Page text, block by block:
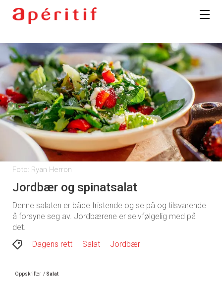
Foto: Ryan Herron
Jordbær og spinatsalat
Denne salaten er både fristende og se på og tilsvarende
å forsyne seg av. Jordbærene er selvfølgelig med på
det.
Dagens rett
Salat Jordbær
Oppskrifter / Salat